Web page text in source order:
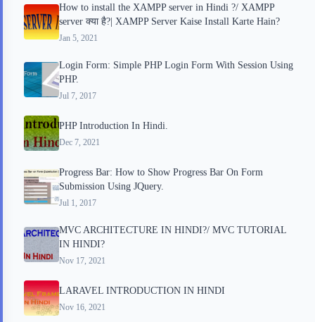
k
d
s
How to install the XAMPP server in Hindi ?/ XAMPP
server क्या है?| XAMPP Server Kaise Install Karte Hain?
Jan 5, 2021
Login Form: Simple PHP Login Form With Session Using
PHP.
Jul 7, 2017
PHP Introduction In Hindi.
Dec 7, 2021
Progress Bar: How to Show Progress Bar On Form
Submission Using JQuery.
Jul 1, 2017
MVC ARCHITECTURE IN HINDI?/ MVC TUTORIAL
IN HINDI?
Nov 17, 2021
LARAVEL INTRODUCTION IN HINDI
Nov 16, 2021